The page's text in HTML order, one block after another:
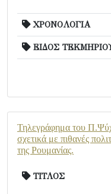
ΧΡΟΝΟΛΟΓΙΑ
ΕΙΔΟΣ
Τηλεγράφημα του
σχετικά με πιθανές
της Ρουμανίας.
ΤΙΤΛΟΣ